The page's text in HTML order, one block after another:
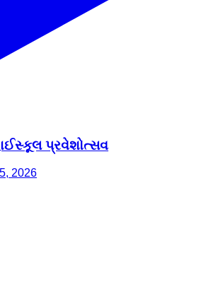
પ્રવેશોત્સવ
2026